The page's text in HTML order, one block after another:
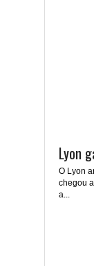
Lyon
O Lyon
chegou
a...